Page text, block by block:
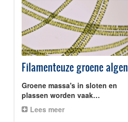
Filamenteuze groene algen
Groene massa's in sloten en
plassen worden vaak…
Lees meer